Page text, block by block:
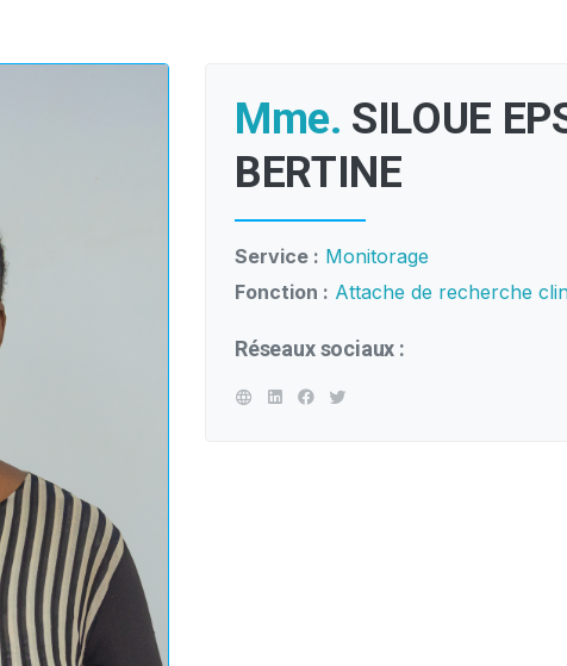
Mme. SILOUE
BERTINE
Service : Monitorage
Fonction : Attache de recherche
Réseaux sociaux :